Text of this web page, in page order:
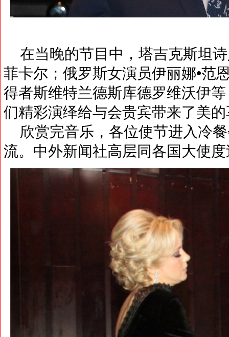
在当晚的节目中，塔吉克斯坦
菲卡尔；俄罗斯女演员伊丽娜•范
得者斯维特兰德斯库德罗维沃伊
们精彩演绎给与会贵宾带来了美
欣赏完音乐，各位使节进入冷
流。中外新闻社高层同各国大使